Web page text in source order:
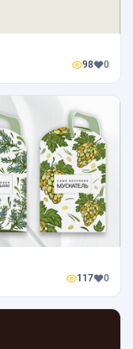
98 0
117 0